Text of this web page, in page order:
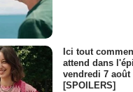
Ici tout
attend dans
vendredi 7 août
[SPOILERS]